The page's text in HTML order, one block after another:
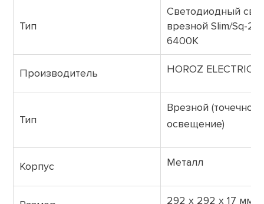
Тип
Светодиодный
врезной Slim/Sq-
6400K
Производитель HOROZ ELECTRIC
Тип
Врезной (точечное
освещение)
Корпус Металл
292 х 292 х 17 мм